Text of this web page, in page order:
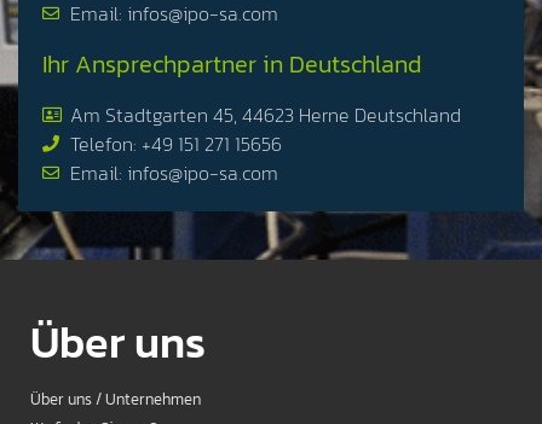
Email: infos@ipo-sa.com
Ihr Ansprechpartner in Deutschland
Am Stadtgarten 45, 44623 Herne Deutschland
Telefon: +49 151 271 15656
Email: infos@ipo-sa.com
Über uns
Über uns / Unternehmen